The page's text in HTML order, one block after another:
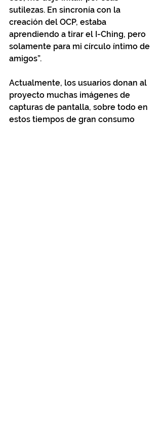
sutilezas. En sincronía con la
creación del OCP, estaba
aprendiendo a tirar el I-Ching, pero
solamente para mi círculo íntimo de
amigos”.
Actualmente, los usuarios donan al
proyecto muchas imágenes de
capturas de pantalla, sobre todo en
estos tiempos de gran consumo